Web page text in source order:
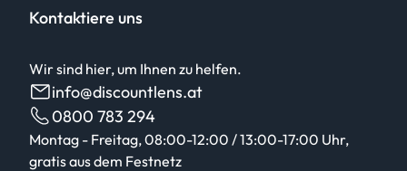
Kontaktiere uns
Wir sind hier, um Ihnen zu helfen.
info@discountlens.at
0800 783 294
Montag - Freitag, 08:00-12:00 / 13:00-17:00 Uhr,
gratis aus dem Festnetz